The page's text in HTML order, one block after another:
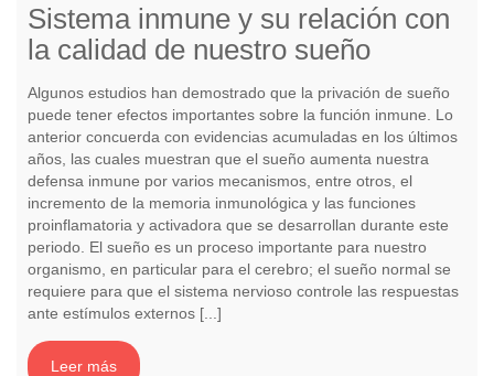
Sistema inmune y su relación con
la calidad de nuestro sueño
Algunos estudios han demostrado que la privación de sueño
puede tener efectos importantes sobre la función inmune. Lo
anterior concuerda con evidencias acumuladas en los últimos
años, las cuales muestran que el sueño aumenta nuestra
defensa inmune por varios mecanismos, entre otros, el
incremento de la memoria inmunológica y las funciones
proinflamatoria y activadora que se desarrollan durante este
periodo. El sueño es un proceso importante para nuestro
organismo, en particular para el cerebro; el sueño normal se
requiere para que el sistema nervioso controle las respuestas
ante estímulos externos [...]
Leer más